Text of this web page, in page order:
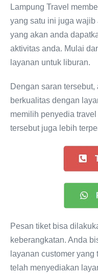
Lampung Travel
yang satu ini juga
yang akan anda
aktivitas anda. Mulai
layanan untuk liburan.
Dengan saran
berkualitas dengan
memilih penyedia
tersebut juga lebih
Pesan tiket bisa
keberangkatan. Anda
layanan customer yang
telah menyediakan